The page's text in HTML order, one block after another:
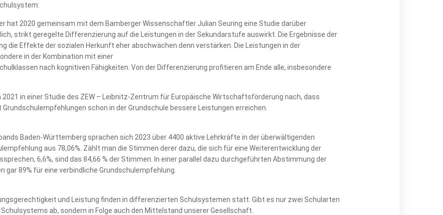
hat 2020 gemeinsam mit dem Bamberger Wissenschaftler Julian Seuring eine Studie darüber
strikt geregelte Differenzierung auf die Leistungen in der Sekundarstufe auswirkt. Die Ergebnisse der
die Effekte der sozialen Herkunft eher abschwächen denn verstärken. Die Leistungen in der
in der Kombination mit einer
nach kognitiven Fähigkeiten. Von der Differenzierung profitieren am Ende alle, insbesondere
2021 in einer Studie des ZEW – Leibnitz-Zentrum für Europäische Wirtschaftsförderung nach, dass
schon in der Grundschule bessere Leistungen erreichen.
Baden-Württemberg sprachen sich 2023 über 4400 aktive Lehrkräfte in der überwältigenden
aus 78,06%. Zählt man die Stimmen derer dazu, die sich für eine Weiterentwicklung der
6,6%, sind das 84,66 % der Stimmen. In einer parallel dazu durchgeführten Abstimmung der
gar 89% für eine verbindliche Grundschulempfehlung.
und Leistung finden in differenzierten Schulsystemen statt. Gibt es nur zwei Schularten
ab, sondern in Folge auch den Mittelstand unserer Gesellschaft.